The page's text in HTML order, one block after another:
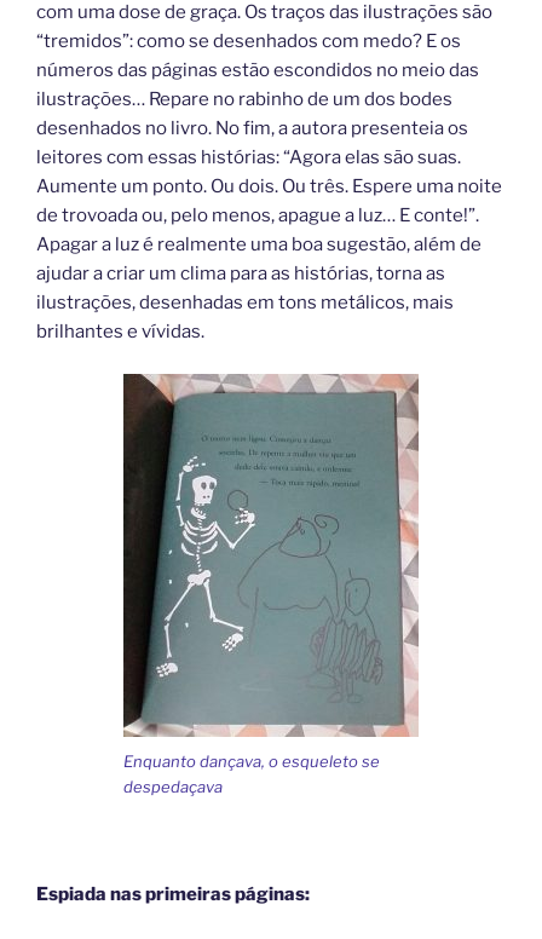
com uma dose de graça. Os traços das ilustrações são
“tremidos”: como se desenhados com medo? E os
números das páginas estão escondidos no meio das
ilustrações… Repare no rabinho de um dos bodes
desenhados no livro. No fim, a autora presenteia os
leitores com essas histórias: “Agora elas são suas.
Aumente um ponto. Ou dois. Ou três. Espere uma noite
de trovoada ou, pelo menos, apague a luz… E conte!”.
Apagar a luz é realmente uma boa sugestão, além de
ajudar a criar um clima para as histórias, torna as
ilustrações, desenhadas em tons metálicos, mais
brilhantes e vívidas.
Enquanto dançava, o esqueleto se
despedaçava
Espiada nas primeiras páginas: